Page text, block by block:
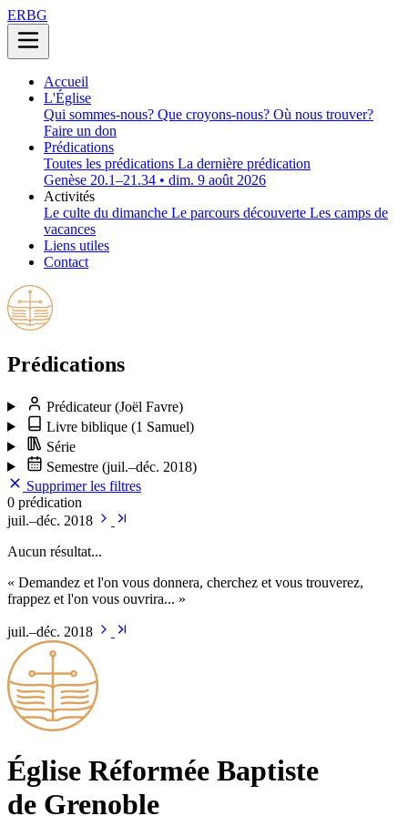
ERBG
Accueil
L'Église
Qui sommes-nous? Que croyons-nous? Où nous trouver?
Faire un don
Prédications
Toutes les prédications La dernière prédication
Genèse 20.1–21.34 • dim. 9 août 2026
Activités
Le culte du dimanche Le parcours découverte Les camps de
vacances
Liens utiles
Contact
Prédications
Prédicateur(Joël Favre)
Livre biblique (1 Samuel)
Série
Semestre (juil.–déc. 2018)
Supprimer les filtres
0 prédication
juil.–déc. 2018
Aucun résultat...
« Demandez et l'on vous donnera, cherchez et vous trouverez,
frappez et l'on vous ouvrira... »
juil.–déc. 2018
Église Ré­for­mée Bap­tiste
de Grenoble